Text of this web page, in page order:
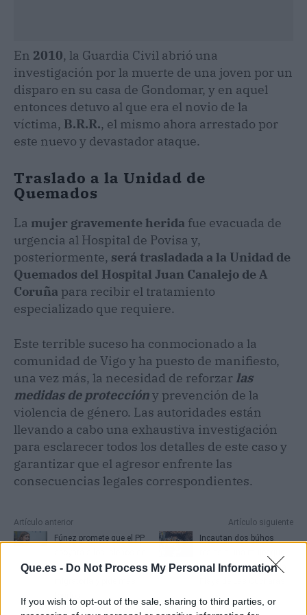
Que.es - Do Not Process My Personal Information
If you wish to opt-out of the sale, sharing to third parties, or
En 2010, la Guardia Civil abrió una
investigación por la muerte de una joven por un
disparo en su casa de Gondomar, y en aquel
entonces detuvo al que era el novio de la
víctima, B.R.R., el mismo ahora arrestado por
este nuevo y devastador ataque.
Traslado a la Unidad de
Quemados
La mujer gravemente herida fue evacuada de
urgencia al Hospital de Povisa y,
posteriormente, será trasladada a la Unidad de
Quemados del Hospital Juan Canalejo de A
Coruña para recibir el tratamiento
especializado que requiere.
Este terrible suceso ha conmocionado a la
comunidad de Vigo y ha puesto de manifiesto,
una vez más, la necesidad de reforzar las
medidas de proteccióny prevención de la
violencia de género. Las autoridades están
llevando a cabo una exhaustiva investigación
para esclarecer todos los detalles de este caso y
garantizar que el agresor enfrente las
consecuencias legales correspondientes.
Artículo anterior
Fúnez promete que el PP
Canarias ante la crisis
fondos
Artículo siguiente
Incautan dos búhos
paseaba con ellos en la